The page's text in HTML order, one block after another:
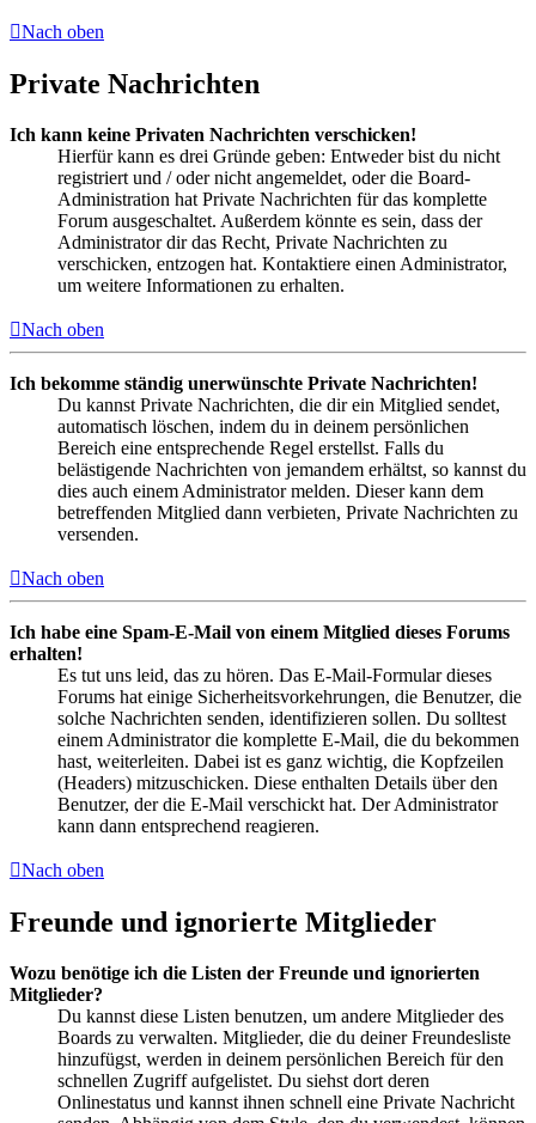
Nach oben
Private Nachrichten
Ich kann keine Privaten Nachrichten verschicken!
Hierfür kann es drei Gründe geben: Entweder bist du nicht
registriert und / oder nicht angemeldet, oder die Board-
Administration hat Private Nachrichten für das komplette
Forum ausgeschaltet. Außerdem könnte es sein, dass der
Administrator dir das Recht, Private Nachrichten zu
verschicken, entzogen hat. Kontaktiere einen Administrator,
um weitere Informationen zu erhalten.
Nach oben
Ich bekomme ständig unerwünschte Private Nachrichten!
Du kannst Private Nachrichten, die dir ein Mitglied sendet,
automatisch löschen, indem du in deinem persönlichen
Bereich eine entsprechende Regel erstellst. Falls du
belästigende Nachrichten von jemandem erhältst, so kannst du
dies auch einem Administrator melden. Dieser kann dem
betreffenden Mitglied dann verbieten, Private Nachrichten zu
versenden.
Nach oben
Ich habe eine Spam-E-Mail von einem Mitglied dieses Forums
erhalten!
Es tut uns leid, das zu hören. Das E-Mail-Formular dieses
Forums hat einige Sicherheitsvorkehrungen, die Benutzer, die
solche Nachrichten senden, identifizieren sollen. Du solltest
einem Administrator die komplette E-Mail, die du bekommen
hast, weiterleiten. Dabei ist es ganz wichtig, die Kopfzeilen
(Headers) mitzuschicken. Diese enthalten Details über den
Benutzer, der die E-Mail verschickt hat. Der Administrator
kann dann entsprechend reagieren.
Nach oben
Freunde und ignorierte Mitglieder
Wozu benötige ich die Listen der Freunde und ignorierten
Mitglieder?
Du kannst diese Listen benutzen, um andere Mitglieder des
Boards zu verwalten. Mitglieder, die du deiner Freundesliste
hinzufügst, werden in deinem persönlichen Bereich für den
schnellen Zugriff aufgelistet. Du siehst dort deren
Onlinestatus und kannst ihnen schnell eine Private Nachricht